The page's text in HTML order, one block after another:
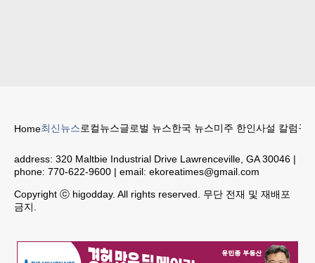
Home최신뉴스로컬뉴스글로벌 뉴스한국 뉴스미주 한인사설 칼럼구
address: 320 Maltbie Industrial Drive Lawrenceville, GA 30046 |
phone: 770-622-9600 | email: ekoreatimes@gmail.com
Copyright ⓒ higodday. All rights reserved. 무단 전재 및 재배포
금지.